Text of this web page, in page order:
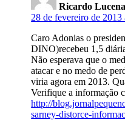
Ricardo Lucena
28 de fevereiro de 2013
Caro Adonias o
DINO)recebeu 1,5
Não esperava que o
atacar e no medo de
viria agora em 2013.
Verifique a informação
http://
sarney-distorce-